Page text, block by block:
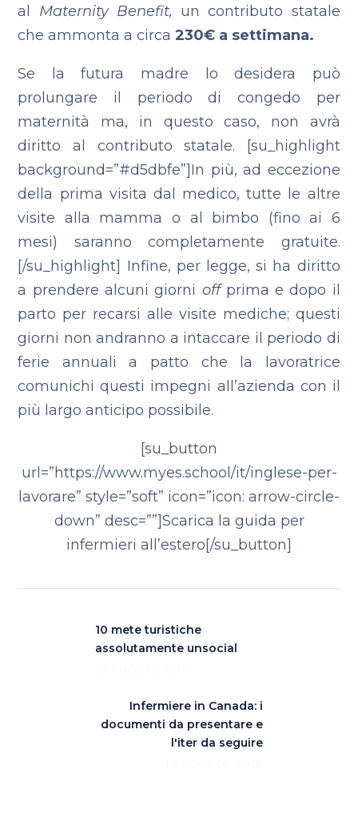
al Maternity Benefit, un contributo statale
che ammonta a circa230€ a settimana.
Se la futura madre lo desidera può
prolungare il periodo di congedo per
maternità ma, in questo caso, non avrà
diritto al contributo statale. [su_highlight
background=”#d5dbfe”]In più, ad eccezione
della prima visita dal medico, tutte le altre
visite alla mamma o al bimbo (fino ai 6
mesi) saranno completamente gratuite.
[/su_highlight] Infine, per legge, si ha diritto
a prendere alcuni giorni offprima e dopo il
parto per recarsi alle visite mediche; questi
giorni non andranno a intaccare il periodo di
ferie annuali a patto che la lavoratrice
comunichi questi impegni all’azienda con il
più largo anticipo possibile.
[su_button
url=”https://www.myes.school/it/inglese-per-
lavorare” style=”soft” icon=”icon: arrow-circle-
down” desc=””]Scarica la guida per
infermieri all’estero[/su_button]
10 mete turistiche
assolutamente unsocial
Infermiere in Canada: i
documenti da presentare e
l'iter da seguire